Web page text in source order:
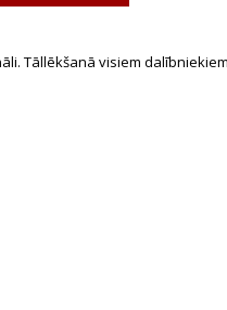
Tāllēkšanā visiem